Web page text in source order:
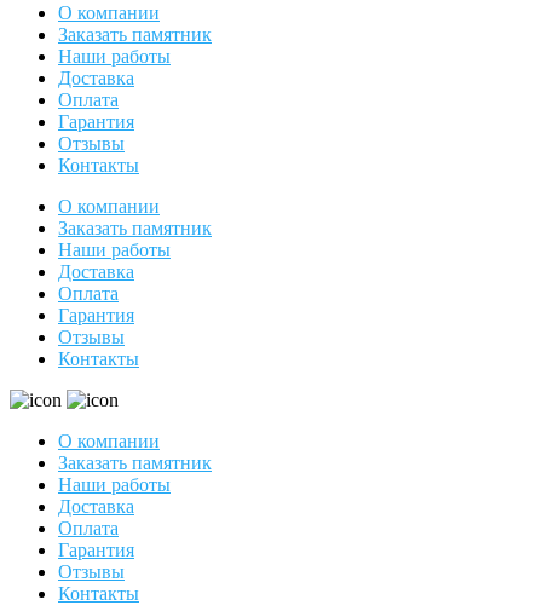
О компании
Заказать памятник
Наши работы
Доставка
Оплата
Гарантия
Отзывы
Контакты
О компании
Заказать памятник
Наши работы
Доставка
Оплата
Гарантия
Отзывы
Контакты
О компании
Заказать памятник
Наши работы
Доставка
Оплата
Гарантия
Отзывы
Контакты